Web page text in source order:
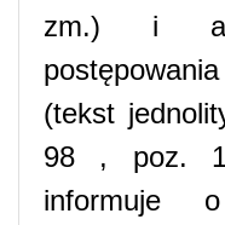
zm.) i
(tekst
98 , poz.
informuje